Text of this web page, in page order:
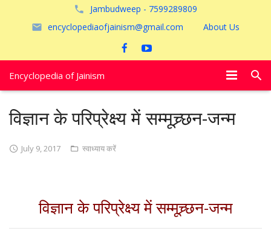
Jambudweep - 7599289809
encyclopediaofjainism@gmail.com
About Us
Encyclopedia of Jainism
विज्ञान के परिप्रेक्ष्य में सम्मूच्र्छन-जन्म
July 9, 2017 स्वाध्याय करें
विज्ञान के परिप्रेक्ष्य में सम्मूच्र्छन-जन्म